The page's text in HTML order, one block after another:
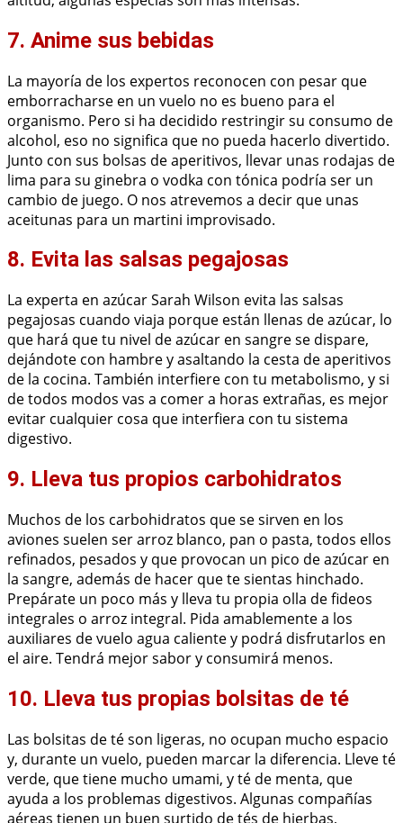
7. Anime sus bebidas
La mayoría de los expertos reconocen con pesar que
emborracharse en un vuelo no es bueno para el
organismo. Pero si ha decidido restringir su consumo de
alcohol, eso no significa que no pueda hacerlo divertido.
Junto con sus bolsas de aperitivos, llevar unas rodajas de
lima para su ginebra o vodka con tónica podría ser un
cambio de juego. O nos atrevemos a decir que unas
aceitunas para un martini improvisado.
8. Evita las salsas pegajosas
La experta en azúcar Sarah Wilson evita las salsas
pegajosas cuando viaja porque están llenas de azúcar, lo
que hará que tu nivel de azúcar en sangre se dispare,
dejándote con hambre y asaltando la cesta de aperitivos
de la cocina. También interfiere con tu metabolismo, y si
de todos modos vas a comer a horas extrañas, es mejor
evitar cualquier cosa que interfiera con tu sistema
digestivo.
9. Lleva tus propios carbohidratos
Muchos de los carbohidratos que se sirven en los
aviones suelen ser arroz blanco, pan o pasta, todos ellos
refinados, pesados y que provocan un pico de azúcar en
la sangre, además de hacer que te sientas hinchado.
Prepárate un poco más y lleva tu propia olla de fideos
integrales o arroz integral. Pida amablemente a los
auxiliares de vuelo agua caliente y podrá disfrutarlos en
el aire. Tendrá mejor sabor y consumirá menos.
10. Lleva tus propias bolsitas de té
Las bolsitas de té son ligeras, no ocupan mucho espacio
y, durante un vuelo, pueden marcar la diferencia. Lleve té
verde, que tiene mucho umami, y té de menta, que
ayuda a los problemas digestivos. Algunas compañías
aéreas tienen un buen surtido de tés de hierbas,